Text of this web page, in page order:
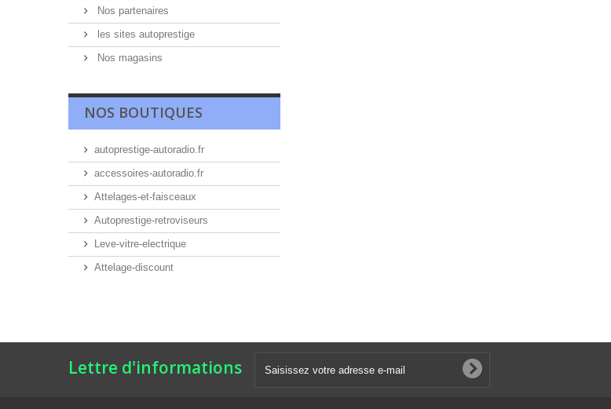
Nos partenaires
les sites autoprestige
Nos magasins
NOS BOUTIQUES
autoprestige-autoradio.fr
accessoires-autoradio.fr
Attelages-et-faisceaux
Autoprestige-retroviseurs
Leve-vitre-electrique
Attelage-discount
Lettre d'informations